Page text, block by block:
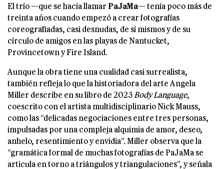
El trío —que se hacía llamar PaJaMa— tenía poco más de
treinta años cuando empezó a crear fotografías
coreografiadas, casi desnudas, de sí mismos y de su
círculo de amigos en las playas de Nantucket,
Provincetown y Fire Island.
Aunque la obra tiene una cualidad casi surrealista,
también refleja lo que la historiadora del arte Angela
Miller describe en su libro de 2023 Body Language,
coescrito con el artista multidisciplinario Nick Mauss,
como las “delicadas negociaciones entre tres personas,
impulsadas por una compleja alquimia de amor, deseo,
anhelo, resentimiento y envidia”. Miller observa que la
“gramática formal de muchas fotografías de PaJaMa se
articula en torno a triángulos y triangulaciones”, y señala